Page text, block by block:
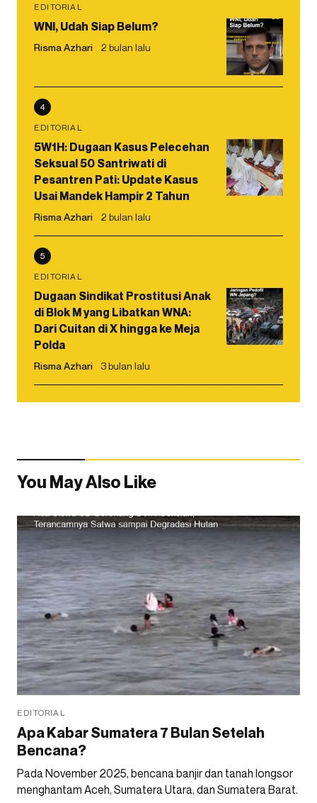
EDITORIAL
WNI, Udah Siap Belum?
Risma Azhari 2 bulan lalu
4
EDITORIAL
5W1H: Dugaan Kasus Pelecehan
Seksual 50 Santriwati di
Pesantren Pati: Update Kasus
Usai Mandek Hampir 2 Tahun
Risma Azhari 2 bulan lalu
5
EDITORIAL
Dugaan Sindikat Prostitusi Anak
di Blok M yang Libatkan WNA:
Dari Cuitan di X hingga ke Meja
Polda
Risma Azhari 3 bulan lalu
You May Also Like
EDITORIAL
Apa Kabar Sumatera 7 Bulan Setelah
Bencana?
Pada November 2025, bencana banjir dan tanah longsor
menghantam Aceh, Sumatera Utara, dan Sumatera Barat.